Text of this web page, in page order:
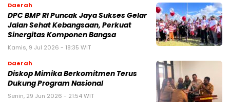
Daerah
DPC BMP RI Puncak Jaya Sukses Gelar
Jalan Sehat Kebangsaan, Perkuat
Sinergitas Komponen Bangsa
Kamis, 9 Jul 2026 - 18:35 WIT
Daerah
Diskop Mimika Berkomitmen Terus
Dukung Program Nasional
Senin, 29 Jun 2026 - 21:54 WIT